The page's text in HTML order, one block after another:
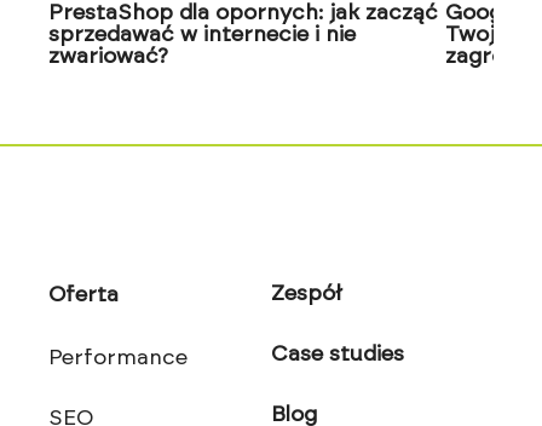
PrestaShop dla opornych: jak zacząć
sprzedawać w internecie i nie
zwariować?
Google
Twoja
Oferta
Performance
SEO
Zespół
Case studies
Blog